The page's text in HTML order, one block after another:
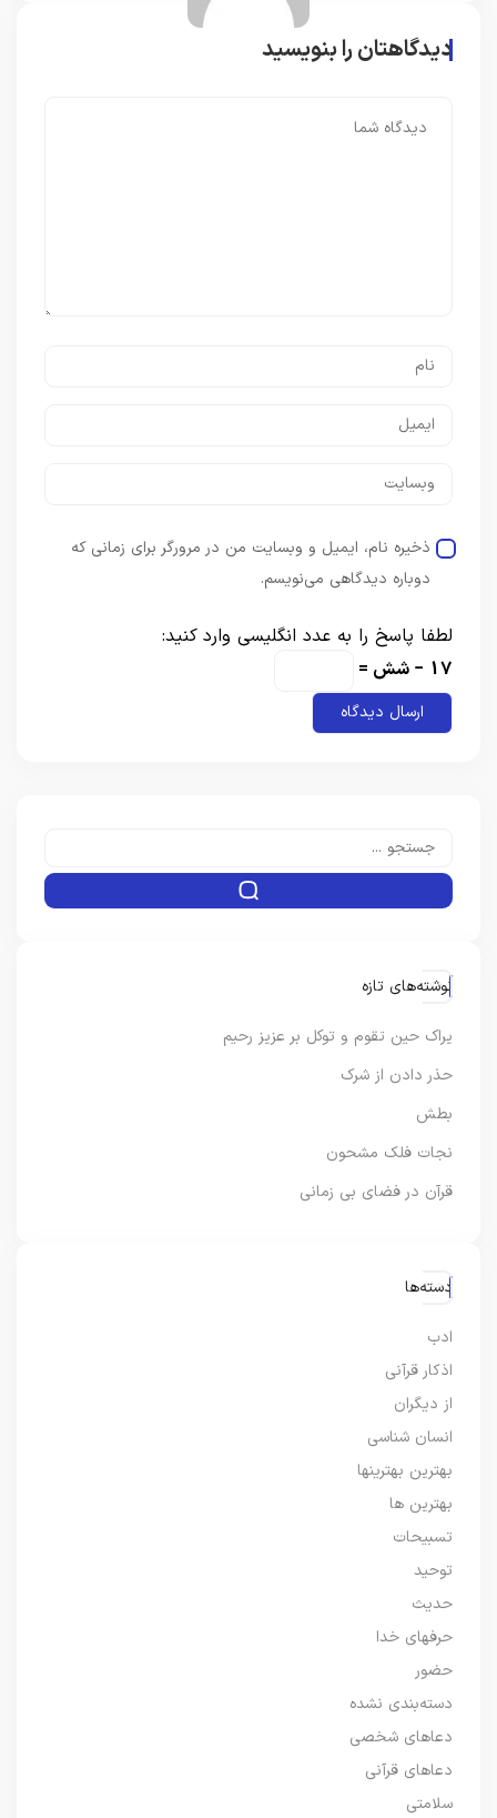
دیدگاهتان را بنویسید
ذخیره نام، ایمیل و وبسایت من در مرورگر برای زمانی که
دوباره دیدگاهی می‌نویسم.
لطفا پاسخ را به عدد انگلیسی وارد کنید:
17 − شش =
نوشته‌های تازه
یراک حین تقوم و توکل بر عزیز رحیم
حذر دادن از شرک
بطش
نجات فلک مشحون
قرآن در فضای بی زمانی
دسته‌ها
ادب
اذکار قرآنی
از دیگران
انسان شناسی
بهترین بهترینها
بهترین ها
تسبیحات
توحید
حدیث
حرفهای خدا
حضور
دسته‌بندی نشده
دعاهای شخصی
دعاهای قرآنی
سلامتی